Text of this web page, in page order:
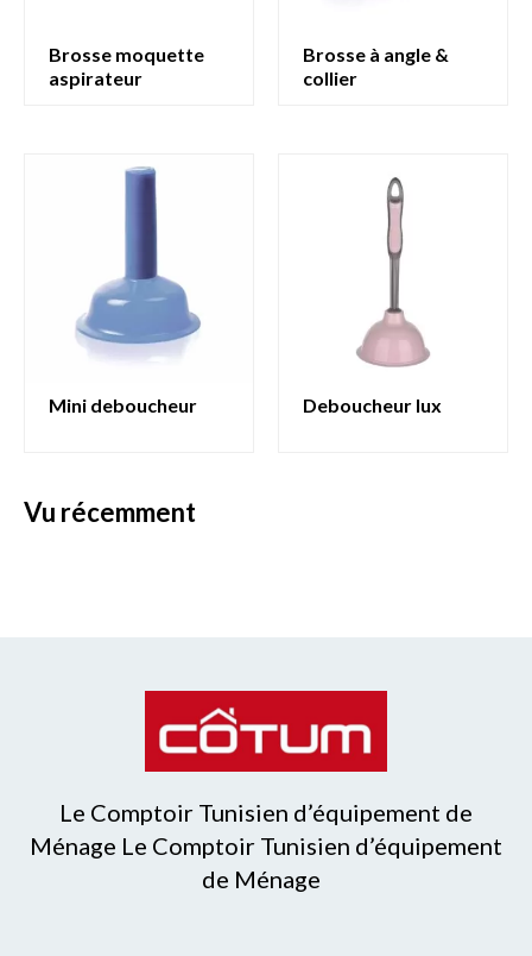
brosse moquette
aspirateur
brosse à angle &
collier
mini deboucheur deboucheur lux
vu récemment
Le Comptoir Tunisien d’équipement de
Ménage Le Comptoir Tunisien d’équipement
de Ménage